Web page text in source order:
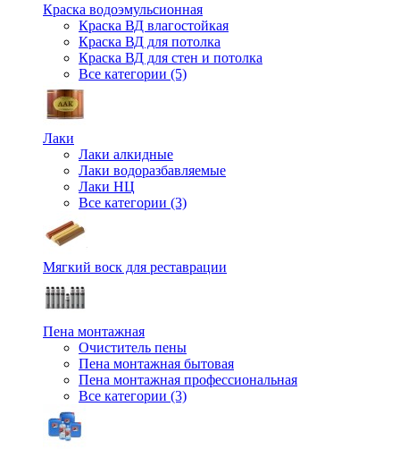
Краска водоэмульсионная
Краска ВД влагостойкая
Краска ВД для потолка
Краска ВД для стен и потолка
Все категории (5)
Лаки
Лаки алкидные
Лаки водоразбавляемые
Лаки НЦ
Все категории (3)
Мягкий воск для реставрации
Пена монтажная
Очиститель пены
Пена монтажная бытовая
Пена монтажная профессиональная
Все категории (3)